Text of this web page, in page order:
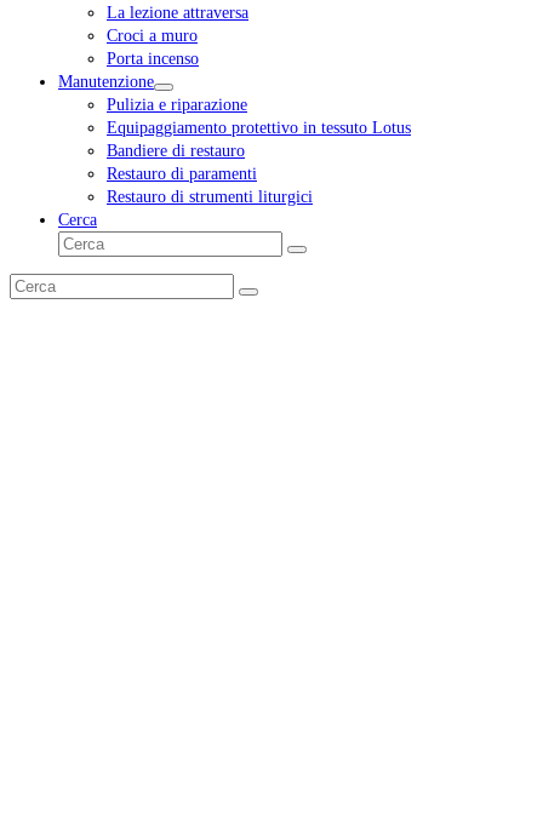
La lezione attraversa
Croci a muro
Porta incenso
Manutenzione
Pulizia e riparazione
Equipaggiamento protettivo in tessuto Lotus
Bandiere di restauro
Restauro di paramenti
Restauro di strumenti liturgici
Cerca
Cerca
Invia
Cerca
Invia